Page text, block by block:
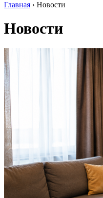
Главная › Новости
Новости